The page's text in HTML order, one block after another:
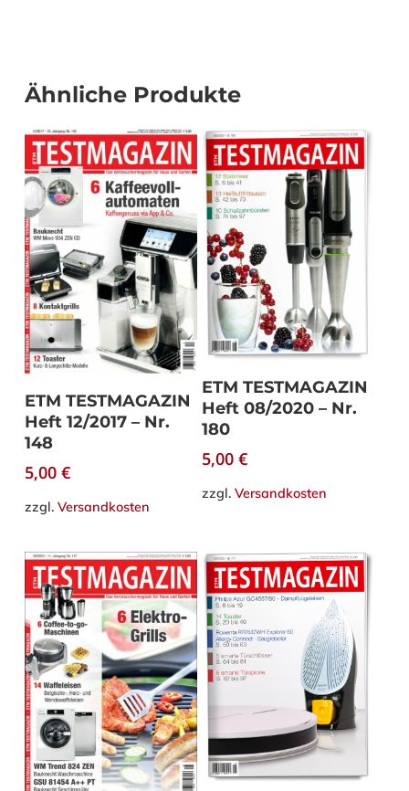
Ähnliche Produkte
In den Warenkorb
ETM TESTMAGAZIN
Heft 12/2017 – Nr.
148
5,00 €
zzgl. Versandkosten
In den Warenkorb
ETM TESTMAGAZIN
Heft 08/2020 – Nr.
180
5,00€
zzgl.Versandkosten